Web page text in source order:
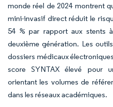
monde réel de 2024 montrent
mini-invasif direct réduit le
54 % par rapport aux stents
deuxième génération. Les
dossiers médicaux
score SYNTAX élevé pour
orientant les volumes de
dans les réseaux académiques.